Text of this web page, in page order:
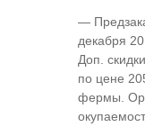
—
декабря
Доп.
по цене
фермы.